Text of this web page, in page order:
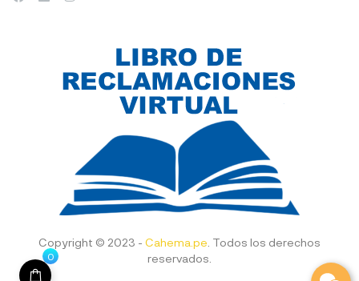
Copyright © 2023 - Cahema.pe . Todos los derechos
reservados.
0